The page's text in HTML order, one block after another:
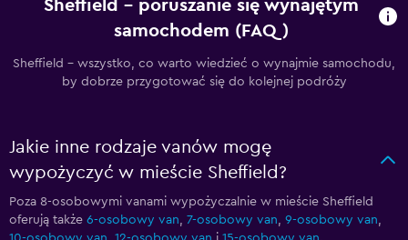
Sheffield – poruszanie się wynajętym
samochodem (FAQ)
Sheffield - wszystko, co warto wiedzieć o wynajmie samochodu,
by dobrze przygotować się do kolejnej podróży
Jakie inne rodzaje vanów mogę
wypożyczyć w mieście Sheffield?
Poza 8-osobowymi vanami wypożyczalnie w mieście Sheffield
oferują także 6-osobowy van, 7-osobowy van, 9-osobowy van,